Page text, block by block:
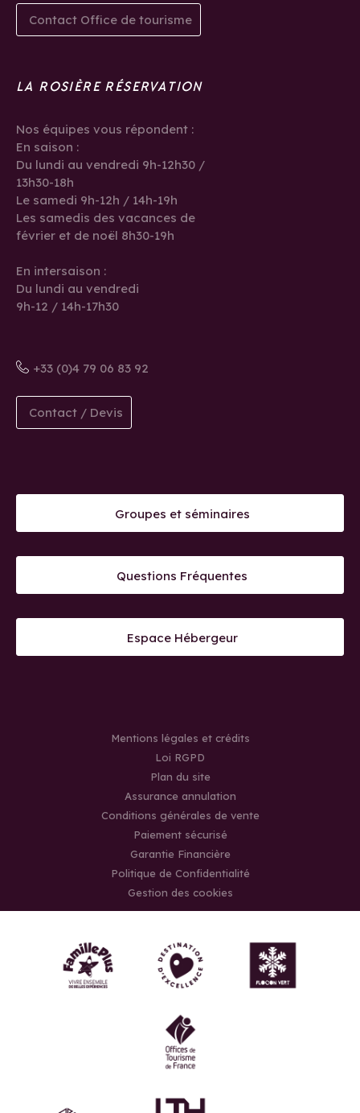
Contact Office de tourisme
LA ROSIÈRE RÉSERVATION
Nos équipes vous répondent :
En saison :
Du lundi au vendredi 9h-12h30 /
13h30-18h
Le samedi 9h-12h / 14h-19h
Les samedis des vacances de
février et de noël 8h30-19h
En intersaison :
Du lundi au vendredi
9h-12 / 14h-17h30
+33 (0)4 79 06 83 92
Contact / Devis
Groupes et séminaires
Questions Fréquentes
Espace Hébergeur
Mentions légales et crédits
Loi RGPD
Plan du site
Assurance annulation
Conditions générales de vente
Paiement sécurisé
Garantie Financière
Politique de Confidentialité
Gestion des cookies